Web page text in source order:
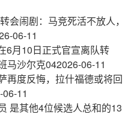
会闹剧：马竞死活不放人，
06-11
6月10日正式官宣离队转
马沙尔克042026-06-11
再度反悔，拉什福德或将回
11
是其他4位候选人总和的13